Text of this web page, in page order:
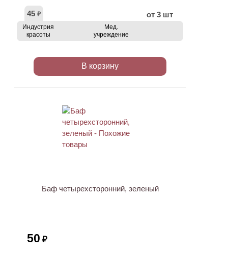
45 ₽ от 3 шт
Индустрия
красоты
Мед.
учреждение
В корзину
Баф четырехсторонний, зеленый
50 ₽